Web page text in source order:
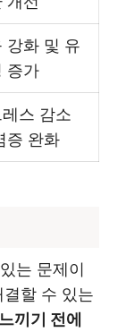
강화 및 유
증가
스 감소
증 완화
는 문제이
할 수 있는
끼기 전에